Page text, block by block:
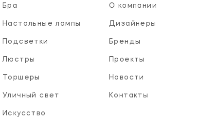
Бра
Настольные лампы
Подсветки
Люстры
Торшеры
Уличный свет
Искусство
О компании
Дизайнеры
Бренды
Проекты
Новости
Контакты